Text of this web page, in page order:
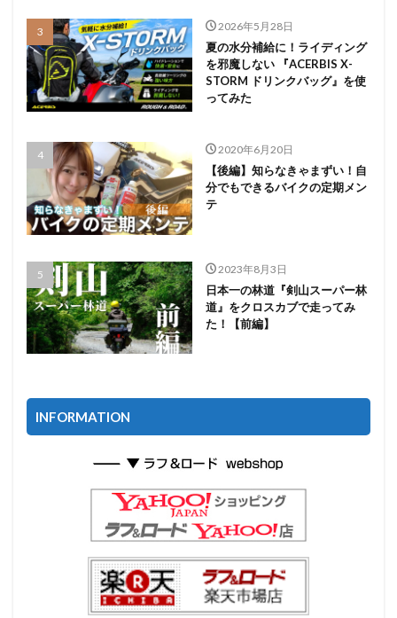
2026年5月28日
夏の水分補給に！ライディング
を邪魔しない 『ACERBIS X-
STORM ドリンクバッグ』を使
ってみた
2020年6月20日
【後編】知らなきゃまずい！自
分でもできるバイクの定期メン
テ
2023年8月3日
日本一の林道『剣山スーパー林
道』をクロスカブで走ってみ
た！【前編】
INFORMATION